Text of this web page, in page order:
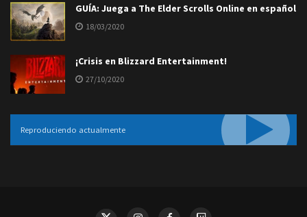
GUÍA: Juega a The Elder Scrolls Online en español
18/03/2020
¡Crisis en Blizzard Entertainment!
27/10/2020
Reproduciendo actualmente